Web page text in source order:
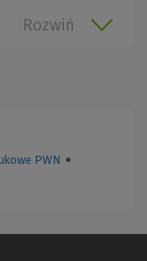
Rozwiń
PWN ●